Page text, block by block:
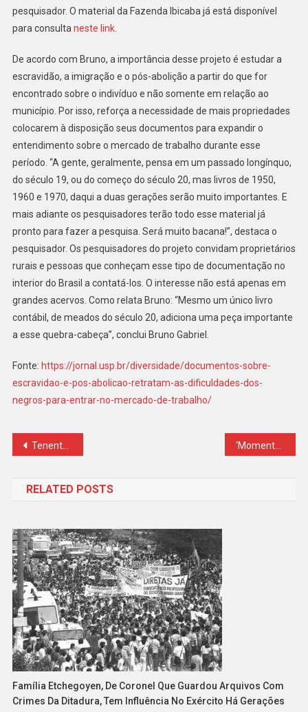
pesquisador. O material da Fazenda Ibicaba já está disponível
para consulta neste link.
De acordo com Bruno, a importância desse projeto é estudar a
escravidão, a imigração e o pós-abolição a partir do que for
encontrado sobre o indivíduo e não somente em relação ao
município. Por isso, reforça a necessidade de mais propriedades
colocarem à disposição seus documentos para expandir o
entendimento sobre o mercado de trabalho durante esse
período. “A gente, geralmente, pensa em um passado longínquo,
do século 19, ou do começo do século 20, mas livros de 1950,
1960 e 1970, daqui a duas gerações serão muito importantes. E
mais adiante os pesquisadores terão todo esse material já
pronto para fazer a pesquisa. Será muito bacana!”, destaca o
pesquisador. Os pesquisadores do projeto convidam proprietários
rurais e pessoas que conheçam esse tipo de documentação no
interior do Brasil a contatá-los. O interesse não está apenas em
grandes acervos. Como relata Bruno: “Mesmo um único livro
contábil, de meados do século 20, adiciona uma peça importante
a esse quebra-cabeça”, conclui Bruno Gabriel.
Fonte: https://jornal.usp.br/diversidade/documentos-sobre-
escravidao-e-pos-abolicao-retratam-as-dificuldades-dos-
negros-para-entrar-no-mercado-de-trabalho/
Navegação
Post
Tenente-coronel humilhava e chamava esposa morta de ‘burra’ em SP
RELATED POSTS
Família Etchegoyen, De Coronel Que Guardou Arquivos Com
Crimes Da Ditadura, Tem Influência No Exército Há Gerações